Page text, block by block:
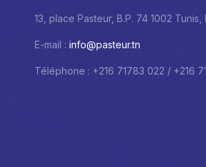
13, place Pasteur, B.P. 74 1002
E-mail : info@pasteur.tn
Téléphone : +216 71783 022 / +216